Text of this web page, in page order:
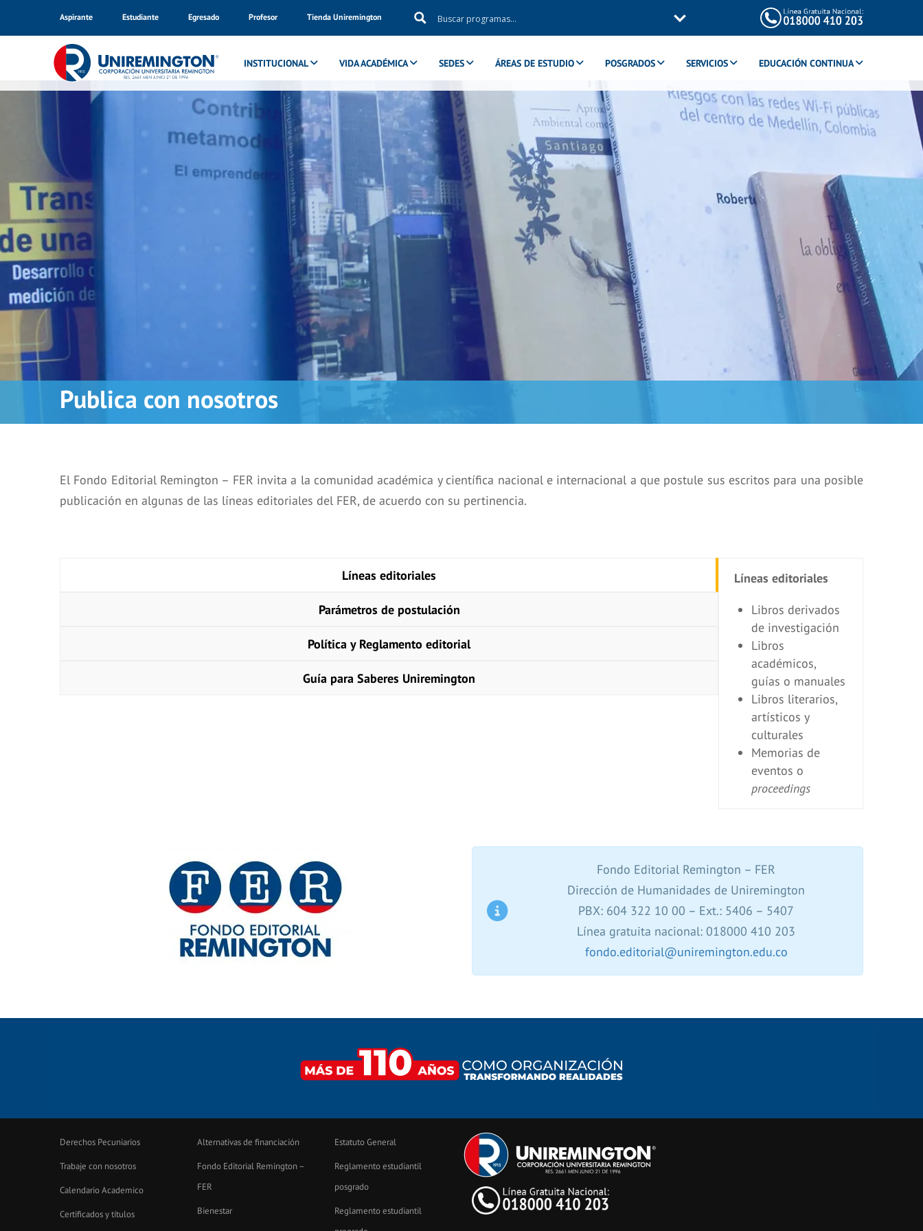
Aspirante Estudiante Egresado Profesor Tienda Uniremington
INSTITUCIONAL VIDA ACADÉMICA SEDES ÁREAS DE ESTUDIO POSGRADOS SERVICIOS EDUCACIÓN CONTINUA
Inicio Fondo Editorial Remington – FER
Publica con nosotros
El Fondo Editorial Remington – FER invita a la comunidad académica y científica nacional e internacional a que postule sus escritos para una posible
publicación en algunas de las líneas editoriales del FER, de acuerdo con su pertinencia.
Líneas editoriales
Parámetros de postulación
Política y Reglamento editorial
Guía para Saberes Uniremington
Líneas editoriales
Libros derivados
de investigación
Libros
académicos,
guías o manuales
Libros literarios,
artísticos y
culturales
Memorias de
eventos o
proceedings
Fondo Editorial Remington – FER
Dirección de Humanidades de Uniremington
PBX: 604 322 10 00 – Ext.: 5406 – 5407
Línea gratuita nacional: 018000 410 203
fondo.editorial@uniremington.edu.co
Derechos Pecuniarios
Trabaje con nosotros
Calendario Academico
Certificados y títulos
Alternativas de financiación
Fondo Editorial Remington –
FER
Bienestar
Estatuto General
Reglamento estudiantil
posgrado
Reglamento estudiantil